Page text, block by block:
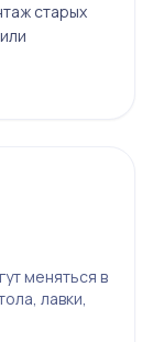
старых
меняться в
лавки,